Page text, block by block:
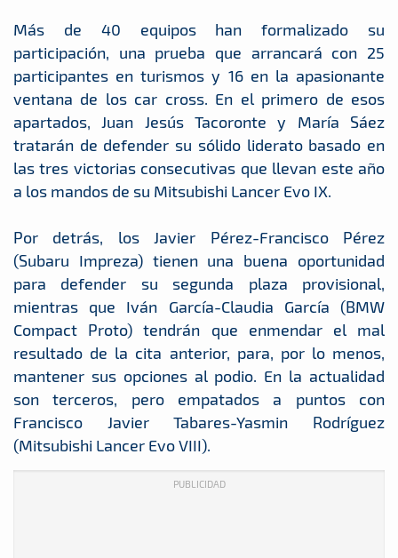
Más de 40 equipos han formalizado su
participación, una prueba que arrancará con 25
participantes en turismos y 16 en la apasionante
ventana de los car cross. En el primero de esos
apartados, Juan Jesús Tacoronte y María Sáez
tratarán de defender su sólido liderato basado en
las tres victorias consecutivas que llevan este año
a los mandos de su Mitsubishi Lancer Evo IX.
Por detrás, los Javier Pérez-Francisco Pérez
(Subaru Impreza) tienen una buena oportunidad
para defender su segunda plaza provisional,
mientras que Iván García-Claudia García (BMW
Compact Proto) tendrán que enmendar el mal
resultado de la cita anterior, para, por lo menos,
mantener sus opciones al podio. En la actualidad
son terceros, pero empatados a puntos con
Francisco Javier Tabares-Yasmin Rodríguez
(Mitsubishi Lancer Evo VIII).
PUBLICIDAD